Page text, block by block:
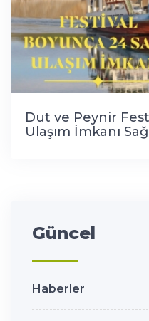
Dut ve Peynir
Ulaşım İmkanı
Güncel
Haberler